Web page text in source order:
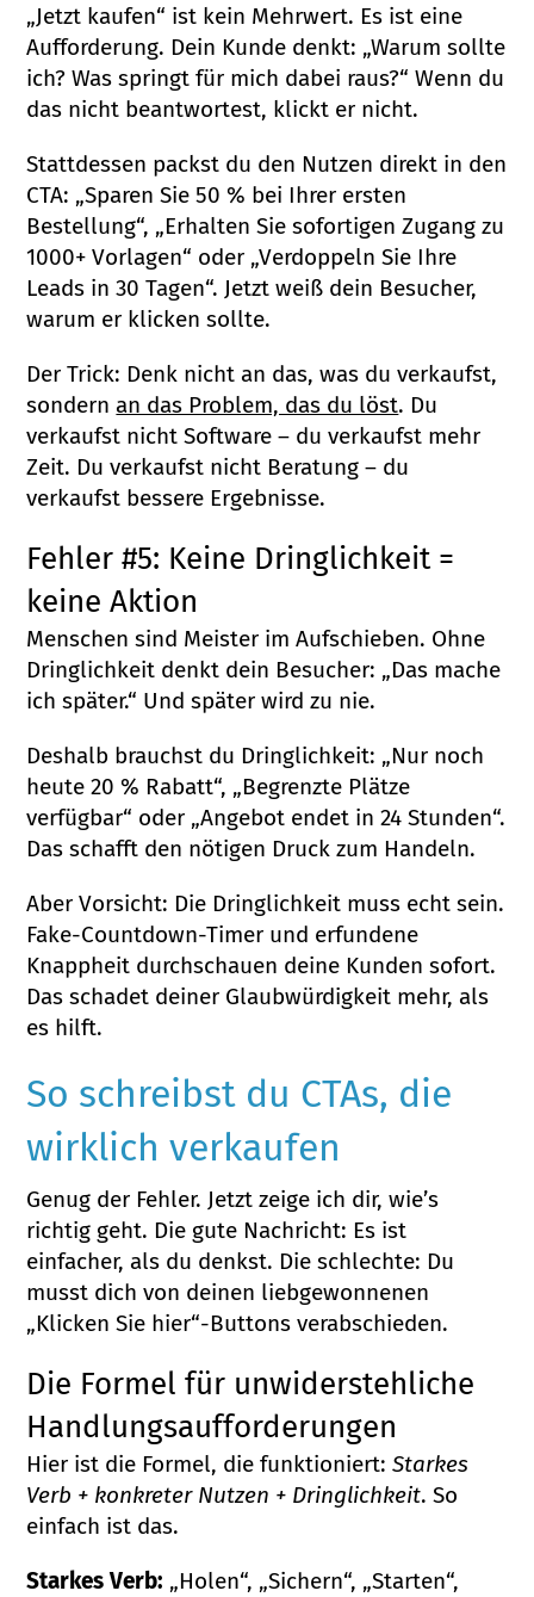
„Jetzt kaufen“ ist kein Mehrwert. Es ist eine
Aufforderung. Dein Kunde denkt: „Warum sollte
ich? Was springt für mich dabei raus?“ Wenn du
das nicht beantwortest, klickt er nicht.
Stattdessen packst du den Nutzen direkt in den
CTA: „Sparen Sie 50 % bei Ihrer ersten
Bestellung“, „Erhalten Sie sofortigen Zugang zu
1000+ Vorlagen“ oder „Verdoppeln Sie Ihre
Leads in 30 Tagen“. Jetzt weiß dein Besucher,
warum er klicken sollte.
Der Trick: Denk nicht an das, was du verkaufst,
sondern an das Problem, das du löst. Du
verkaufst nicht Software – du verkaufst mehr
Zeit. Du verkaufst nicht Beratung – du
verkaufst bessere Ergebnisse.
Fehler #5: Keine Dringlichkeit =
keine Aktion
Menschen sind Meister im Aufschieben. Ohne
Dringlichkeit denkt dein Besucher: „Das mache
ich später.“ Und später wird zu nie.
Deshalb brauchst du Dringlichkeit: „Nur noch
heute 20 % Rabatt“, „Begrenzte Plätze
verfügbar“ oder „Angebot endet in 24 Stunden“.
Das schafft den nötigen Druck zum Handeln.
Aber Vorsicht: Die Dringlichkeit muss echt sein.
Fake-Countdown-Timer und erfundene
Knappheit durchschauen deine Kunden sofort.
Das schadet deiner Glaubwürdigkeit mehr, als
es hilft.
So schreibst du CTAs, die
wirklich verkaufen
Genug der Fehler. Jetzt zeige ich dir, wie’s
richtig geht. Die gute Nachricht: Es ist
einfacher, als du denkst. Die schlechte: Du
musst dich von deinen liebgewonnenen
„Klicken Sie hier“-Buttons verabschieden.
Die Formel für unwiderstehliche
Handlungsaufforderungen
Hier ist die Formel, die funktioniert:Starkes
Verb + konkreter Nutzen + Dringlichkeit. So
einfach ist das.
Starkes Verb: „Holen“, „Sichern“, „Starten“,